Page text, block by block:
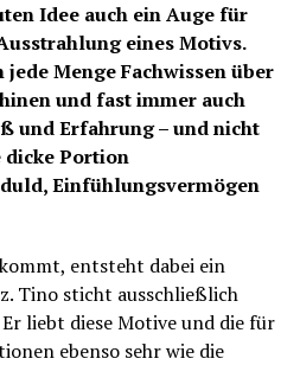
Idee auch ein Auge für
eines Motivs.
Menge Fachwissen über
und fast immer auch
und Erfahrung – und nicht
Portion
Einfühlungsvermögen
entsteht dabei ein
Tino sticht ausschließlich
liebt diese Motive und die für
ebenso sehr wie die